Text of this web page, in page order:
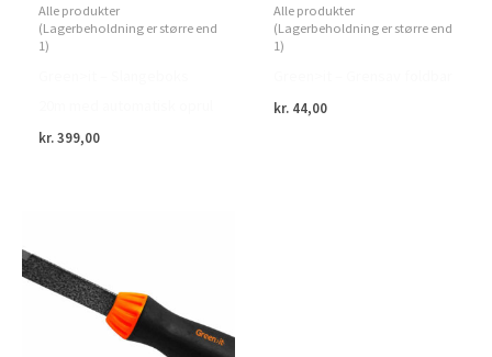
Alle produkter
(Lagerbeholdning er større end
1)
kr.399,00
Alle produkter
(Lagerbeholdning er større end
1)
kr. 44,00